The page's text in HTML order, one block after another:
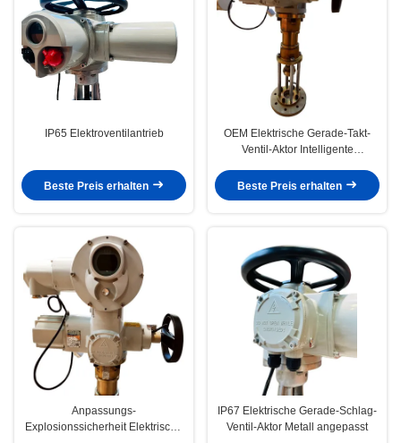
IP65 Elektroventilantrieb
Beste Preis erhalten
OEM Elektrische Gerade-Takt-
Ventil-Aktor Intelligente
Beste Preis erhalten
Anpassungs-
Explosionssicherheit Elektrische
IP67 Elektrische Gerade-Schlag-
Ventil-Aktor Metall angepasst